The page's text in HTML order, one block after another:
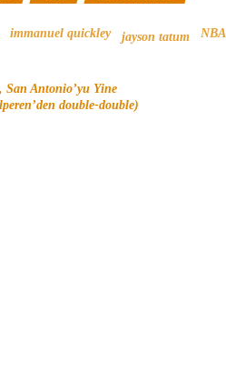
immanuel quickley jayson tatum NBA
San Antonio’yu Yine
double-double)